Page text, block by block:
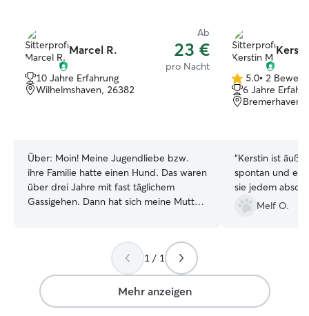
Marcel R.
Ab
23 €
pro Nacht
10 Jahre Erfahrung
Wilhelmshaven, 26382
Über: Moin! Meine Jugendliebe bzw.
ihre Familie hatte einen Hund. Das waren
über drei Jahre mit fast täglichem
Gassigehen. Dann hat sich meine Mutter
Zum Glück hat der Kleine mich aber
nach und nach wiedererkannt, als wir
uns dann nach über drei Jahren
(temporär hunderte Kilometer entfernt
gewohnt) wiedergesehen haben. Wann
5.0
von
5
5.0• 2
6 Jahre
Bremerhaven,
“Kerstin ist
spontan und
sie jedem
Melf O.
1 / 1
Mehr anzeigen